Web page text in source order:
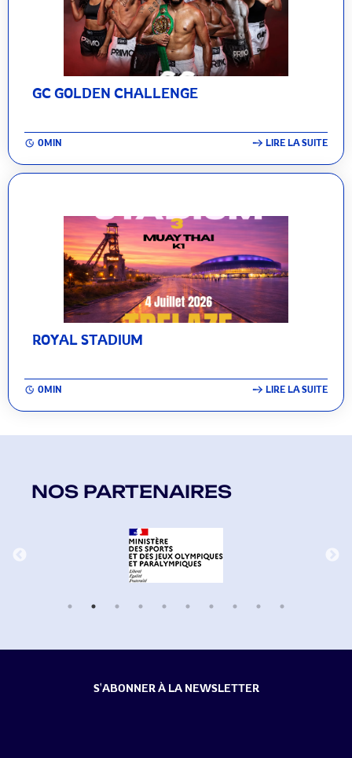
GC GOLDEN CHALLENGE
0MIN LIRE LA SUITE
ROYAL STADIUM
0MIN LIRE LA SUITE
NOS PARTENAIRES
S'ABONNER À LA NEWSLETTER